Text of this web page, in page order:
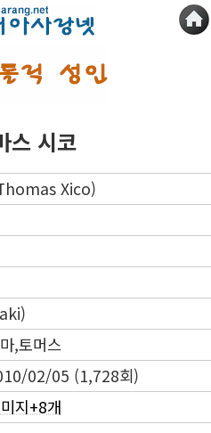
스 시코
Xico)
,토머스
02/05 (1,728회)
지+8개